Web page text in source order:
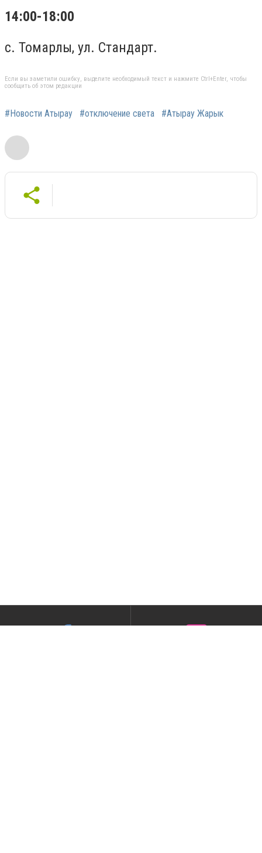
14:00-18:00
с. Томарлы, ул. Стандарт.
Если вы заметили ошибку, выделите необходимый текст и нажмите Ctrl+Enter, чтобы
сообщить об этом редакции
#Новости Атырау #отключение света #Атырау Жарык